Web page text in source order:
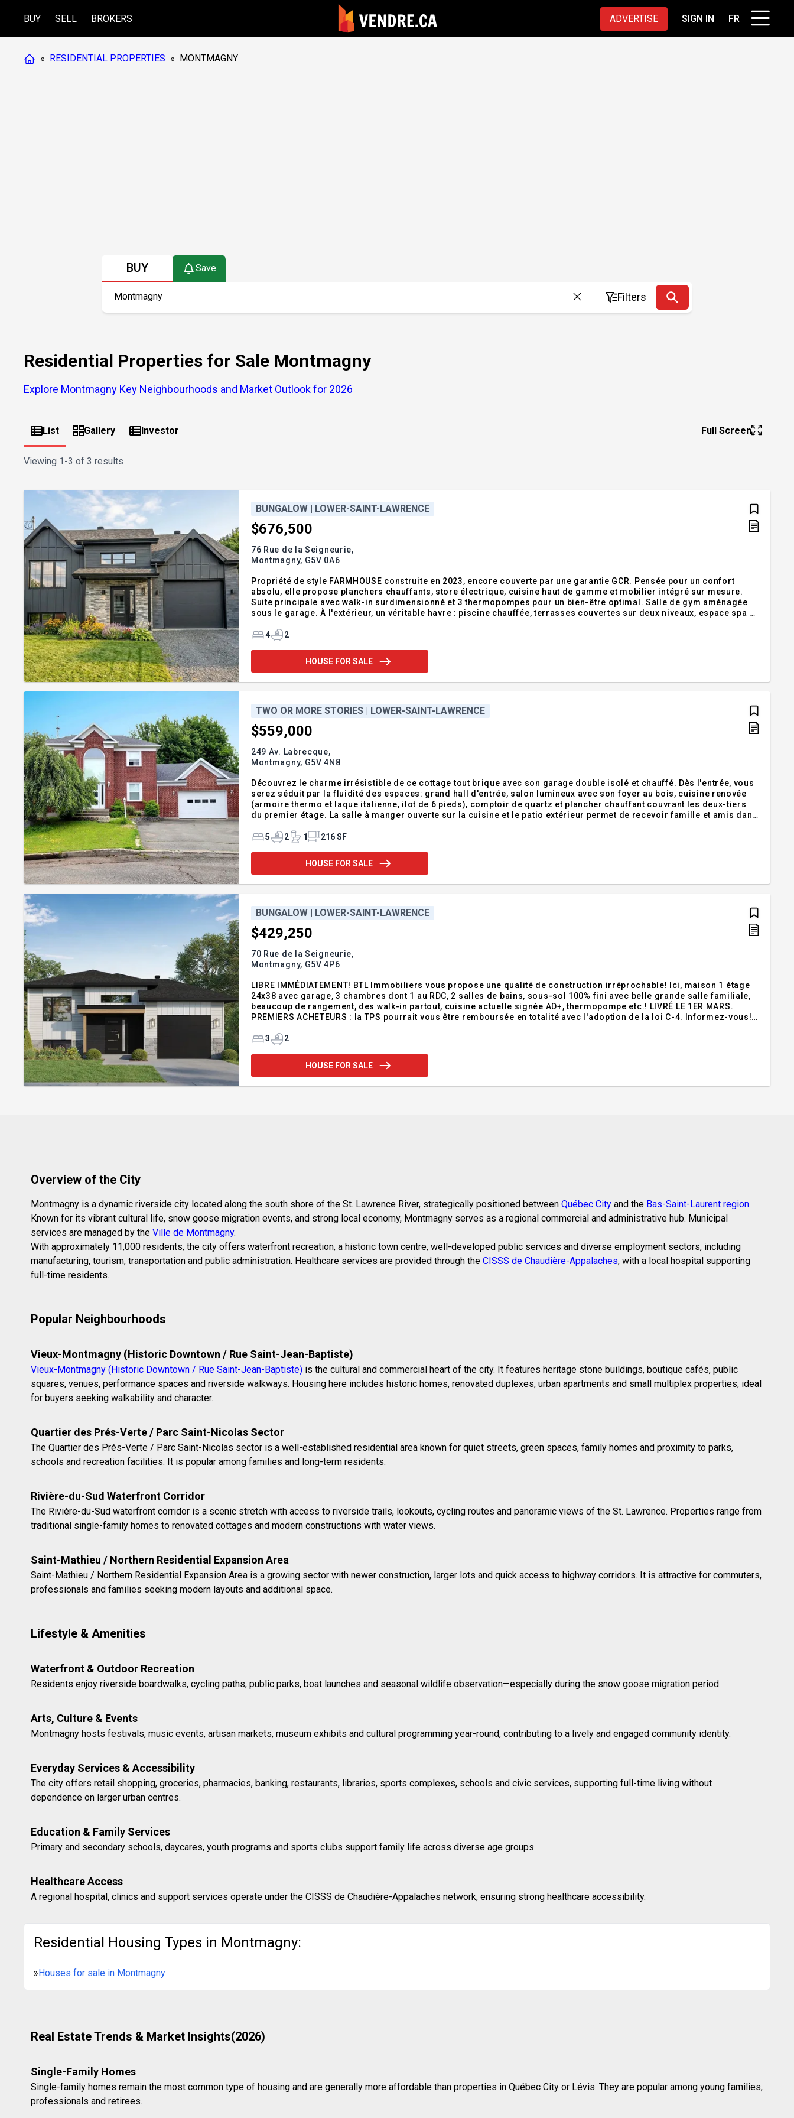
BUY SELL BROKERS ADVERTISE SIGN IN FR
« RESIDENTIAL PROPERTIES « MONTMAGNY
BUY Save
Filters
Residential Properties for Sale Montmagny
Explore Montmagny Key Neighbourhoods and Market Outlook for 2026
List Gallery Investor Full Screen
Viewing 1-3 of 3 results
BUNGALOW | LOWER-SAINT-LAWRENCE
$676,500
76 Rue de la Seigneurie,
Montmagny, G5V 0A6
Propriété de style FARMHOUSE construite en 2023, encore couverte par une garantie GCR. Pensée pour un confort
absolu, elle propose planchers chauffants, store électrique, cuisine haut de gamme et mobilier intégré sur mesure.
Suite principale avec walk-in surdimensionné et 3 thermopompes pour un bien-être optimal. Salle de gym aménagée
sous le garage. À l'extérieur, un véritable havre : piscine chauffée, terrasses couvertes sur deux niveaux, espace spa et
rare d'accéder à un style
4 2
HOUSE FOR SALE
TWO OR MORE STORIES | LOWER-SAINT-LAWRENCE
$559,000
249 Av. Labrecque,
Montmagny, G5V 4N8
Découvrez le charme irrésistible de ce cottage tout brique avec son garage double isolé et chauffé. Dès l'entrée, vous
serez séduit par la fluidité des espaces: grand hall d'entrée, salon lumineux avec son foyer au bois, cuisine renovée
(armoire thermo et laque italienne, ilot de 6 pieds), comptoir de quartz et plancher chauffant couvrant les deux-tiers
du premier étage. La salle à manger ouverte sur la cuisine et le patio extérieur permet de recevoir famille et amis dans
Suite dans l
5 2 1 216 SF
HOUSE FOR SALE
BUNGALOW | LOWER-SAINT-LAWRENCE
$429,250
70 Rue de la Seigneurie,
Montmagny, G5V 4P6
LIBRE IMMÉDIATEMENT! BTL Immobiliers vous propose une qualité de construction irréprochable! Ici, maison 1 étage
24x38 avec garage, 3 chambres dont 1 au RDC, 2 salles de bains, sous-sol 100% fini avec belle grande salle familiale,
beaucoup de rangement, des walk-in partout, cuisine actuelle signée AD+, thermopompe etc.! LIVRÉ LE 1ER MARS.
PREMIERS ACHETEURS : la TPS pourrait vous être remboursée en totalité avec l'adoption de la loi C-4. Informez-vous!
Informez-vous! Photo
3 2
HOUSE FOR SALE
Overview of the City
Montmagny is a dynamic riverside city located along the south shore of the St. Lawrence River, strategically positioned between Québec City and the Bas-Saint-Laurent region.
Known for its vibrant cultural life, snow goose migration events, and strong local economy, Montmagny serves as a regional commercial and administrative hub. Municipal
services are managed by the Ville de Montmagny.
With approximately 11,000 residents, the city offers waterfront recreation, a historic town centre, well-developed public services and diverse employment sectors, including
manufacturing, tourism, transportation and public administration. Healthcare services are provided through the CISSS de Chaudière-Appalaches, with a local hospital supporting
full-time residents.
Popular Neighbourhoods
Vieux-Montmagny (Historic Downtown / Rue Saint-Jean-Baptiste)
Vieux-Montmagny (Historic Downtown / Rue Saint-Jean-Baptiste) is the cultural and commercial heart of the city. It features heritage stone buildings, boutique cafés, public
squares, venues, performance spaces and riverside walkways. Housing here includes historic homes, renovated duplexes, urban apartments and small multiplex properties, ideal
for buyers seeking walkability and character.
Quartier des Prés-Verte / Parc Saint-Nicolas Sector
The Quartier des Prés-Verte / Parc Saint-Nicolas sector is a well-established residential area known for quiet streets, green spaces, family homes and proximity to parks,
schools and recreation facilities. It is popular among families and long-term residents.
Rivière-du-Sud Waterfront Corridor
The Rivière-du-Sud waterfront corridor is a scenic stretch with access to riverside trails, lookouts, cycling routes and panoramic views of the St. Lawrence. Properties range from
traditional single-family homes to renovated cottages and modern constructions with water views.
Saint-Mathieu / Northern Residential Expansion Area
Saint-Mathieu / Northern Residential Expansion Area is a growing sector with newer construction, larger lots and quick access to highway corridors. It is attractive for commuters,
professionals and families seeking modern layouts and additional space.
Lifestyle & Amenities
Waterfront & Outdoor Recreation
Residents enjoy riverside boardwalks, cycling paths, public parks, boat launches and seasonal wildlife observation—especially during the snow goose migration period.
Arts, Culture & Events
Montmagny hosts festivals, music events, artisan markets, museum exhibits and cultural programming year-round, contributing to a lively and engaged community identity.
Everyday Services & Accessibility
The city offers retail shopping, groceries, pharmacies, banking, restaurants, libraries, sports complexes, schools and civic services, supporting full-time living without
dependence on larger urban centres.
Education & Family Services
Primary and secondary schools, daycares, youth programs and sports clubs support family life across diverse age groups.
Healthcare Access
A regional hospital, clinics and support services operate under the CISSS de Chaudière-Appalaches network, ensuring strong healthcare accessibility.
Residential Housing Types in Montmagny:
»Houses for sale in Montmagny
Real Estate Trends & Market Insights(2026)
Single-Family Homes
Single-family homes remain the most common type of housing and are generally more affordable than properties in Québec City or Lévis. They are popular among young families,
professionals and retirees.